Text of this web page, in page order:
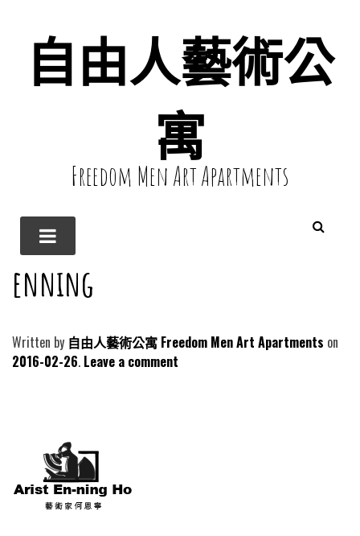
自由人藝術公
寓
Freedom Men Art Apartments
enning
Written by 自由人藝術公寓 Freedom Men Art Apartments
2016-02-26 Leave a comment